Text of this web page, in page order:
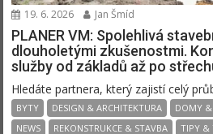
19. 6. 2026 Jan Šmíd
PLANER VM: Spolehlivá
dlouholetými zkušenostmi.
služby od základů až po
Hledáte partnera, který zajistí celý
BYTY DESIGN & ARCHITEKTURA DOMY &
NEWS
REKONSTRUKCE & STAVBA TIPY &